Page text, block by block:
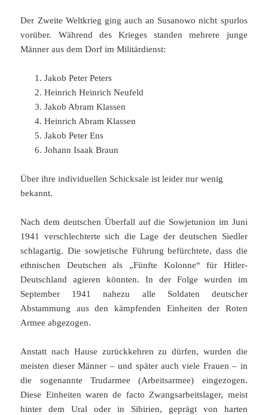
Der Zweite Weltkrieg ging auch an Susanowo nicht spurlos
vorüber. Während des Krieges standen mehrere junge
Männer aus dem Dorf im Militärdienst:
Jakob Peter Peters
Heinrich Heinrich Neufeld
Jakob Abram Klassen
Heinrich Abram Klassen
Jakob Peter Ens
Johann Isaak Braun
Über ihre individuellen Schicksale ist leider nur wenig
bekannt.
Nach dem deutschen Überfall auf die Sowjetunion im Juni
1941 verschlechterte sich die Lage der deutschen Siedler
schlagartig. Die sowjetische Führung befürchtete, dass die
ethnischen Deutschen als „Fünfte Kolonne“ für Hitler-
Deutschland agieren könnten. In der Folge wurden im
September 1941 nahezu alle Soldaten deutscher
Abstammung aus den kämpfenden Einheiten der Roten
Armee abgezogen.
Anstatt nach Hause zurückkehren zu dürfen, wurden die
meisten dieser Männer – und später auch viele Frauen – in
die sogenannte Trudarmee (Arbeitsarmee) eingezogen.
Diese Einheiten waren de facto Zwangsarbeitslager, meist
hinter dem Ural oder in Sibirien, geprägt von harten